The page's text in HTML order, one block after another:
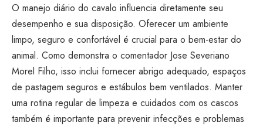
O manejo diário do cavalo influencia diretamente seu
desempenho e sua disposição. Oferecer um ambiente
limpo, seguro e confortável é crucial para o bem-estar do
animal. Como demonstra o comentador Jose Severiano
Morel Filho, isso inclui fornecer abrigo adequado, espaços
de pastagem seguros e estábulos bem ventilados. Manter
uma rotina regular de limpeza e cuidados com os cascos
também é importante para prevenir infecções e problemas